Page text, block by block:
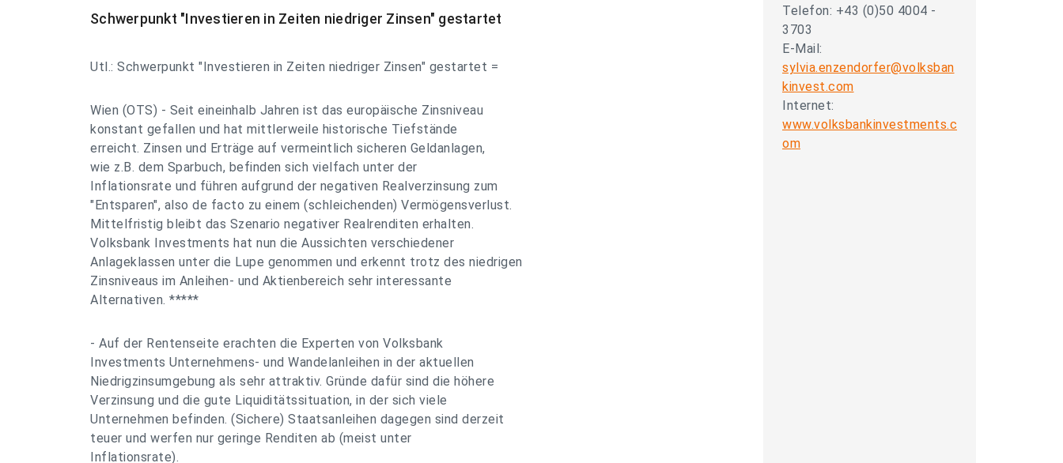
Schwerpunkt "Investieren in Zeiten niedriger Zinsen" gestartet
Utl.: Schwerpunkt "Investieren in Zeiten niedriger Zinsen" gestartet =
Wien (OTS) - Seit eineinhalb Jahren ist das europäische Zinsniveau
konstant gefallen und hat mittlerweile historische Tiefstände
erreicht. Zinsen und Erträge auf vermeintlich sicheren Geldanlagen,
wie z.B. dem Sparbuch, befinden sich vielfach unter der
Inflationsrate und führen aufgrund der negativen Realverzinsung zum
"Entsparen", also de facto zu einem (schleichenden) Vermögensverlust.
Mittelfristig bleibt das Szenario negativer Realrenditen erhalten.
Volksbank Investments hat nun die Aussichten verschiedener
Anlageklassen unter die Lupe genommen und erkennt trotz des niedrigen
Zinsniveaus im Anleihen- und Aktienbereich sehr interessante
Alternativen. *****
- Auf der Rentenseite erachten die Experten von Volksbank
Investments Unternehmens- und Wandelanleihen in der aktuellen
Niedrigzinsumgebung als sehr attraktiv. Gründe dafür sind die höhere
Verzinsung und die gute Liquiditätssituation, in der sich viele
Unternehmen befinden. (Sichere) Staatsanleihen dagegen sind derzeit
teuer und werfen nur geringe Renditen ab (meist unter
Inflationsrate).
Telefon: +43 (0)50 4004 -
3703
E-Mail:
sylvia.enzendorfer@volksban
kinvest.com
Internet:
www.volksbankinvestments.c
om